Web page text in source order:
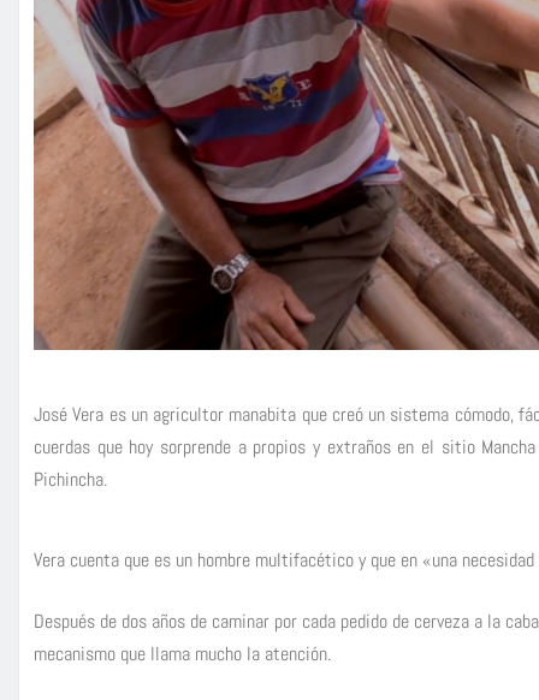
José Vera es un agricultor manabita que creó un sistema cómodo,
cuerdas que hoy sorprende a propios y extraños en el sitio
Pichincha.
Vera cuenta que es un hombre multifacético y que en «una
Después de dos años de caminar por cada pedido de cerveza a la
mecanismo que llama mucho la atención.